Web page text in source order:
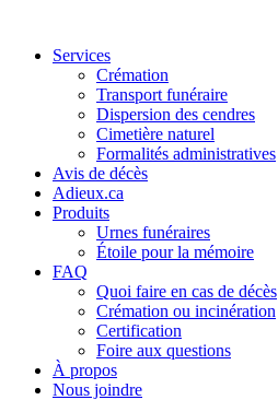
Services
Crémation
Transport funéraire
Dispersion des cendres
Cimetière naturel
Formalités administratives
Avis de décès
Adieux.ca
Produits
Urnes funéraires
Étoile pour la mémoire
FAQ
Quoi faire en cas de décès
Crémation ou incinération
Certification
Foire aux questions
À propos
Nous joindre